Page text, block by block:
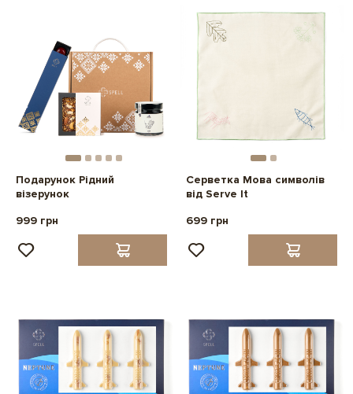
Подарунок Рідний
візерунок
999 грн
Серветка Мова символів
від Serve It
699 грн